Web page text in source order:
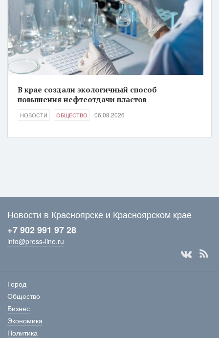
В крае создали экологичный способ
повышения нефтеотдачи пластов
НОВОСТИ ОБЩЕСТВО 06.08.2026
Новости в Красноярске и Красноярском крае
+7 902 991 97 28
info@press-line.ru
Город
Общество
Бизнес
Экономика
Политика